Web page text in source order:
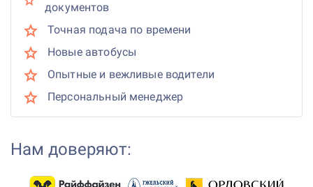
документов
Точная подача по времени
Новые автобусы
Опытные и вежливые водители
Персональный менеджер
Нам доверяют: